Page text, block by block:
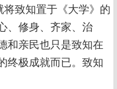
将致知置于《大学》的
、修身、齐家、治
和亲民也只是致知在
终极成就而已。致知